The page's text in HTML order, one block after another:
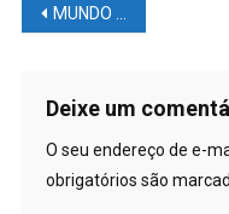
Navegação
Post
MUNDO DAS LUTAS: Paddy Pimblett vs. Jared Gordon no UFC 282. Roubo?
Deixe um
O seu endereço de e-
obrigatórios são